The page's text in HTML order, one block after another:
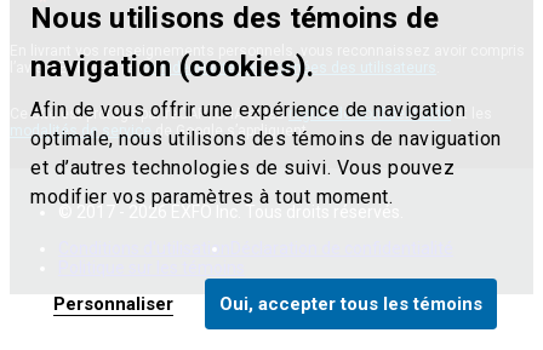
Nous utilisons des témoins de
navigation (cookies).
Afin de vous offrir une expérience de navigation
optimale, nous utilisons des témoins de naviguation
et d’autres technologies de suivi. Vous pouvez
modifier vos paramètres à tout moment.
Oui, accepter tous les témoins
Personnaliser
En livrant vos renseignements personnels, vous reconnaissez avoir compris
l’avis d’EXFO sur la confidentialité des données des utilisateurs
Ce site est protégé par reCAPTCHA et les règles de confidentialitéet les
modalités de service de Google s’appliquent.
© 2017 - 2026 EXFO Inc. Tous droits réservés.
Conditions d'utilisation